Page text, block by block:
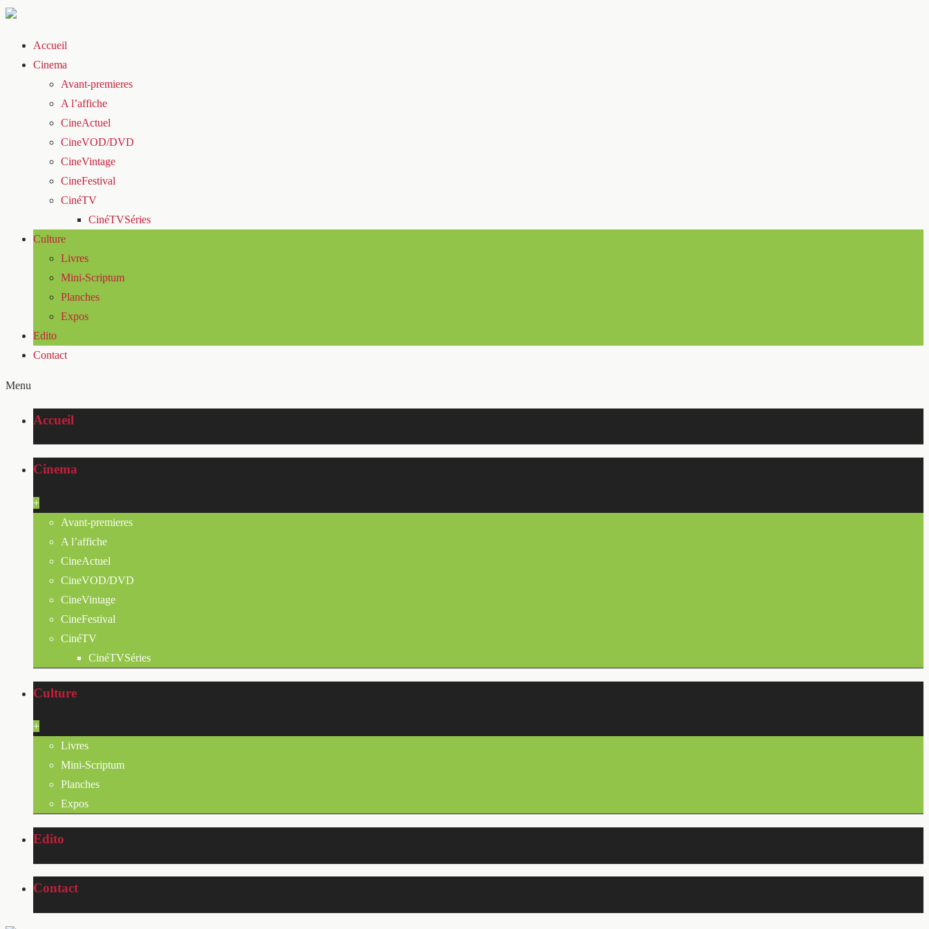
Accueil
Cinema
Avant-premieres
A l’affiche
CineActuel
CineVOD/DVD
CineVintage
CineFestival
CinéTV
CinéTVSéries
Culture
Livres
Mini-Scriptum
Planches
Expos
Edito
Contact
Menu
Accueil
Cinema
+
Avant-premieres
A l’affiche
CineActuel
CineVOD/DVD
CineVintage
CineFestival
CinéTV
CinéTVSéries
Culture
+
Livres
Mini-Scriptum
Planches
Expos
Edito
Contact